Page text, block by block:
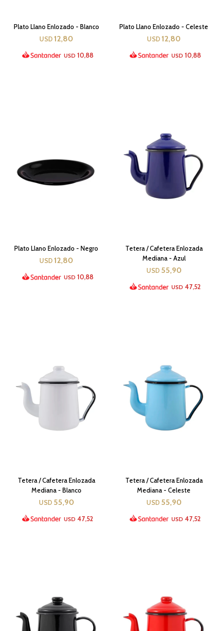
Plato Llano Enlozado - Blanco
USD 12,80
USD 10,88
Plato Llano Enlozado - Celeste
USD 12,80
USD 10,88
Plato Llano Enlozado - Negro
USD 12,80
USD 10,88
Tetera / Cafetera Enlozada
Mediana - Azul
USD 55,90
USD 47,52
Tetera / Cafetera Enlozada
Mediana - Blanco
USD 55,90
USD 47,52
Tetera / Cafetera Enlozada
Mediana - Celeste
USD 55,90
USD 47,52